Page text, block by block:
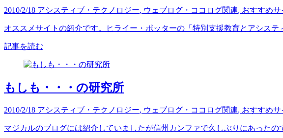
2010/2/18 アシスティブ・テクノロジー, ウェブログ・ココログ関連, おすすめサ
オススメサイトの紹介です。ヒライー・ポッターの「特別支援教育とアシス
記事を読む
もしも・・・の研究所
2010/2/18 アシスティブ・テクノロジー, ウェブログ・ココログ関連, おすすめサ
マジカルのブログには紹介していましたが信州カンファで久しぶりにあった